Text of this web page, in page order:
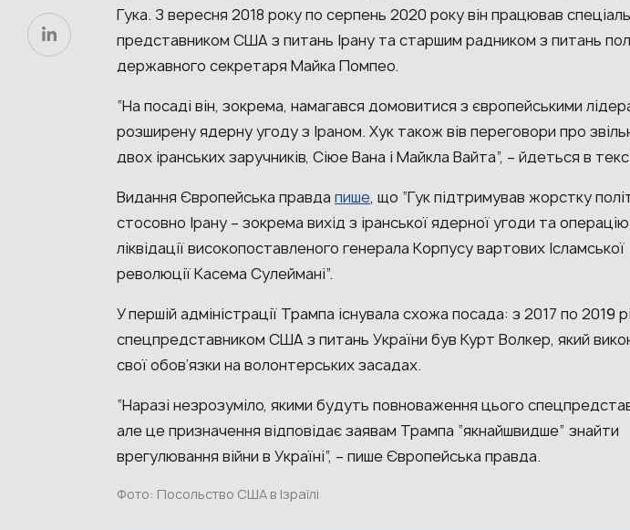
Гука. З вересня 2018 року по серпень 2020 року він працював
представником США з питань Ірану та старшим радником з питань
державного секретаря Майка Помпео.
“На посаді він, зокрема, намагався домовитися з європейськими
розширену ядерну угоду з Іраном. Хук також вів переговори про
двох іранських заручників, Сіюе Вана і Майкла Вайта”, – йдеться в
Видання Європейська правда пише, що “Гук підтримував жорстку
стосовно Ірану – зокрема вихід з іранської ядерної угоди та
ліквідації високопоставленого генерала Корпусу вартових Ісламської
революції Касема Сулеймані”.
У першій адміністрації Трампа існувала схожа посада: з 2017 по 2019
спецпредставником США з питань України був Курт Волкер, який
свої обов’язки на волонтерських засадах.
“Наразі незрозуміло, якими будуть повноваження цього
але це призначення відповідає заявам Трампа “якнайшвидше” знайти
врегулювання війни в Україні”, – пише Європейська правда.
Фото: Посольство США в Ізраїлі